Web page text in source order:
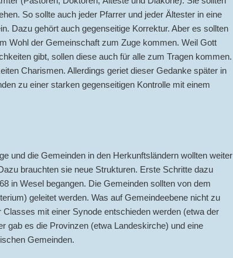
So sollte auch jeder Pfarrer und jeder Ältester in eine
Dazu gehört auch gegenseitige Korrektur. Aber es sollten
Wohl der Gemeinschaft zum Zuge kommen. Weil Gott
gibt, sollen diese auch für alle zum Tragen kommen.
Charismen. Allerdings geriet dieser Gedanke später in
zu einer starken gegenseitigen Kontrolle mit einem
und die Gemeinden in den Herkunftsländern wollten weiter
brauchten sie neue Strukturen. Erste Schritte dazu
in Wesel begangen. Die Gemeinden sollten von dem
geleitet werden. Was auf Gemeindeebene nicht zu
Classes mit einer Synode entschieden werden (etwa der
gab es die Provinzen (etwa Landeskirche) und eine
Gemeinden.